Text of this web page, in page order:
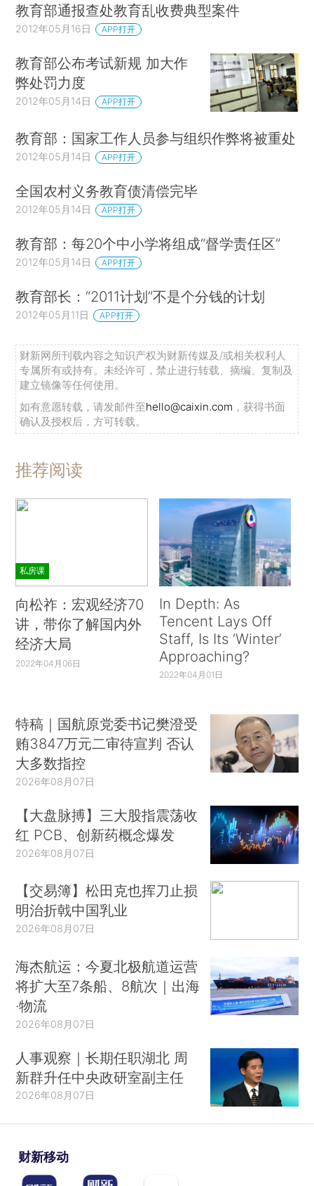
教育部通报查处教育乱收费典型案件
2012年05月16日 APP打开
教育部公布考试新规 加大作
弊处罚力度
2012年05月14日 APP打开
教育部：国家工作人员参与组织作弊将被重处
2012年05月14日 APP打开
全国农村义务教育债清偿完毕
2012年05月14日 APP打开
教育部：每20个中小学将组成“督学责任区”
2012年05月14日 APP打开
教育部长：“2011计划”不是个分钱的计划
2012年05月11日 APP打开
财新网所刊载内容之知识产权为财新传媒及/或相关权利人
专属所有或持有。未经许可，禁止进行转载、摘编、复制及
建立镜像等任何使用。
如有意愿转载，请发邮件至hello@caixin.com ，获得书面
确认及授权后，方可转载。
推荐阅读
私房课
向松祚：宏观经济70
讲，带你了解国内外
经济大局
2022年04月06日
In Depth: As
Tencent Lays Off
Staff, Is Its ‘Winter’
Approaching?
2022年04月01日
特稿｜国航原党委书记樊澄受
贿3847万元二审待宣判 否认
大多数指控
2026年08月07日
【大盘脉搏】三大股指震荡收
红 PCB、创新药概念爆发
2026年08月07日
【交易簿】松田克也挥刀止损
明治折戟中国乳业
2026年08月07日
海杰航运：今夏北极航道运营
将扩大至7条船、8航次｜出海
·物流
2026年08月07日
人事观察｜长期任职湖北 周
新群升任中央政研室副主任
2026年08月07日
财新移动